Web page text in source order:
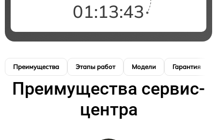
01:13:42
Преимущества Этапы работ Модели Гарантия
Преимущества сервис-
центра